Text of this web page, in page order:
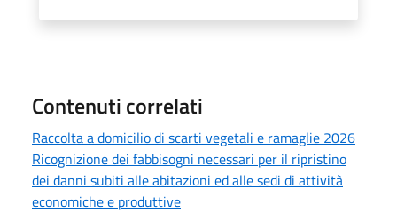
Contenuti correlati
Raccolta a domicilio di scarti vegetali e ramaglie 2026
Ricognizione dei fabbisogni necessari per il ripristino
dei danni subiti alle abitazioni ed alle sedi di attività
economiche e produttive